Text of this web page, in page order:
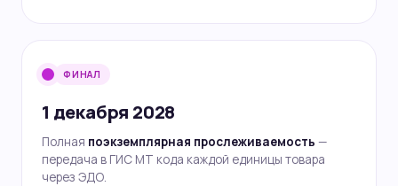
ФИНАЛ
1 декабря 2028
Полная поэкземплярная прослеживаемость —
передача в ГИС МТ кода каждой единицы товара
через ЭДО.